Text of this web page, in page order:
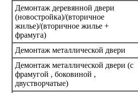
Демонтаж деревянной двери
(новостройка)/(вторичное
жилье)/(вторичное жилье +
фрамуга)
Демонтаж металлической двери
Демонтаж металлической двери (с
фрамугой , боковиной ,
двустворчатые)